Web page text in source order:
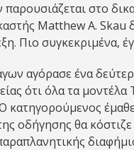
στο
Matthew A. Skau
Πιο συγκεκριμένα,
αγόρασε ένα
ότι όλα τα
οδήγησης θα